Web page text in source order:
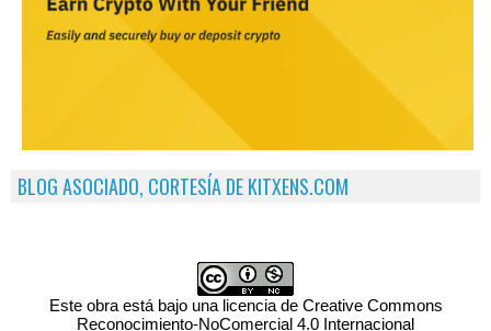
BLOG ASOCIADO, CORTESÍA DE KITXENS.COM
Este obra está bajo una licencia de Creative Commons
Reconocimiento-NoComercial 4.0 Internacional